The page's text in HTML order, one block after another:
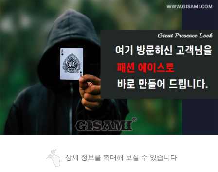
상세 정보를 확대해 보실 수 있습니다